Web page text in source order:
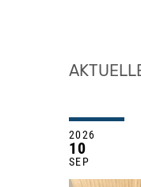
2026
10
SEP